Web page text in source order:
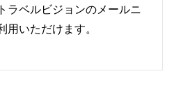
ラベルビジョンのメールニ
用いただけます。